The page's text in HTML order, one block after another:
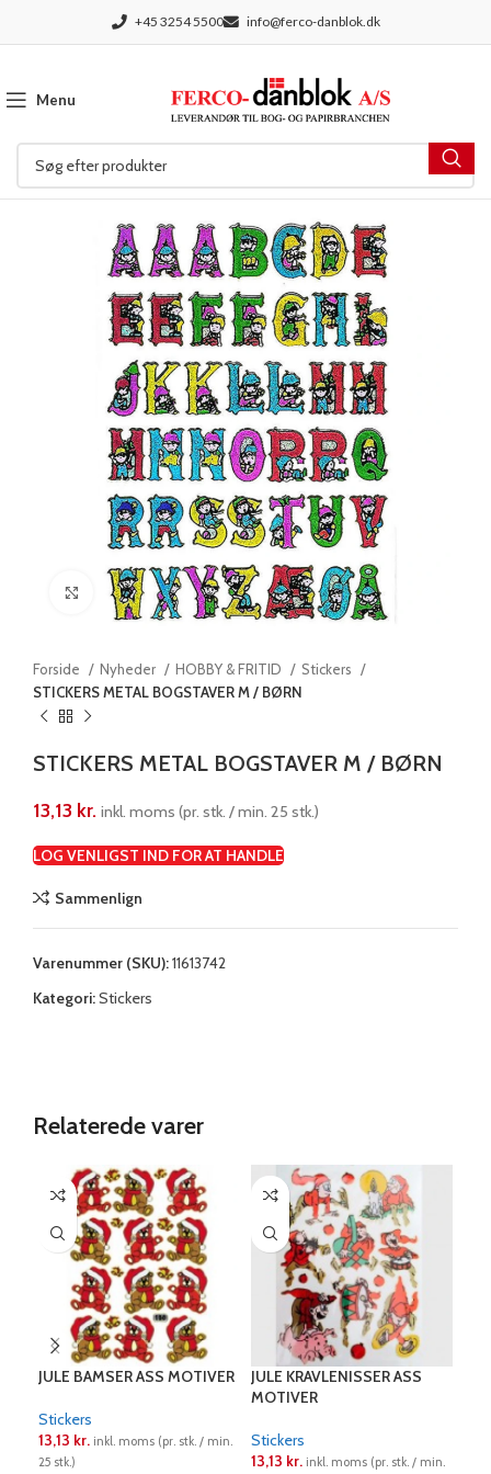
+45 3254 5500 info@ferco-danblok.dk
Menu
Klik for at forstørre
Forside Nyheder HOBBY & FRITID
Stickers
STICKERS METAL BOGSTAVER M / BØRN
STICKERS METAL BOGSTAVER M / BØRN
13,13 kr. inkl. moms (pr. stk. / min. 25 stk.)
LOG VENLIGST IND FOR AT HANDLE
Sammenlign
Varenummer (SKU):11613742
Kategori:Stickers
Relaterede varer
JULE BAMSER ASS MOTIVER
Stickers
13,13 kr. inkl. moms (pr. stk. / min.
25 stk.)
JULE KRAVLENISSER ASS
MOTIVER
Stickers
13,13 kr. inkl. moms (pr. stk. / min.